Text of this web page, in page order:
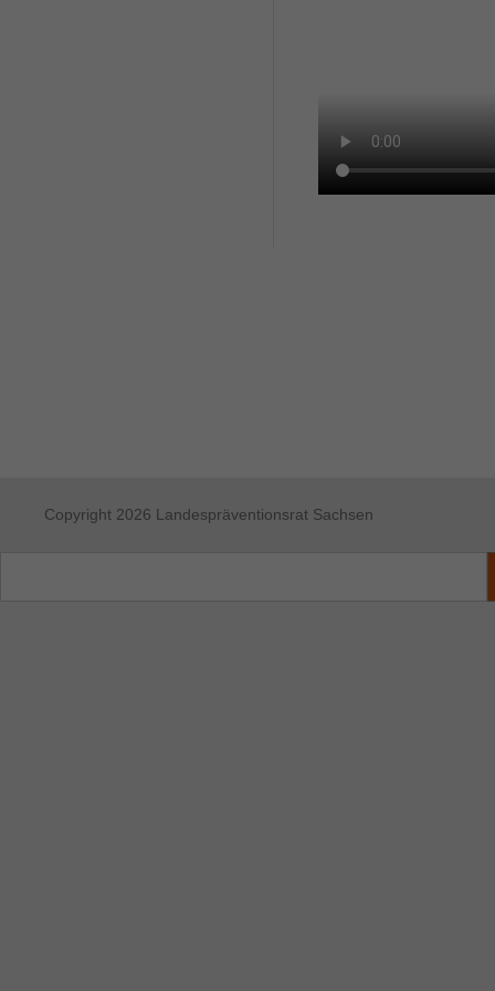
Copyright 2026 Landespräventionsrat Sachsen